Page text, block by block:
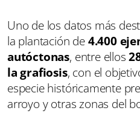
Uno de los datos más
la plantación de4.400
autóctonas, entre ellos
la grafiosis, con el
especie históricamente
arroyo y otras zonas del